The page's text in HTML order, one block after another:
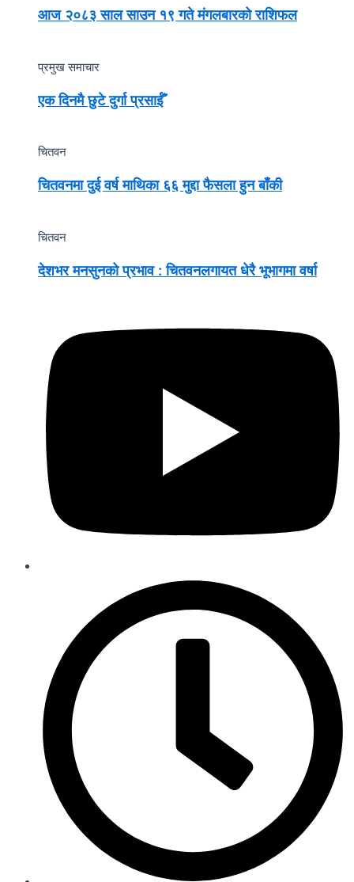
आज २०८३ साल साउन १९ गते मंगलबारको राशिफल
प्रमुख समाचार
एक दिनमै छुटे दुर्गा प्रसाईँ
चितवन
चितवनमा दुई वर्ष माथिका ६६ मुद्दा फैसला हुन बाँकी
चितवन
देशभर मनसुनको प्रभाव : चितवनलगायत धेरै भूभागमा वर्षा